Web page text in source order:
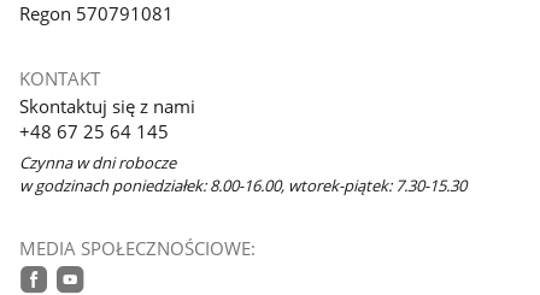
Regon 570791081
KONTAKT
Skontaktuj się z nami
+48 67 25 64 145
Czynna w dni robocze
w godzinach poniedziałek: 8.00-16.00, wtorek-piątek: 7.30-15.30
MEDIA SPOŁECZNOŚCIOWE: